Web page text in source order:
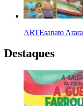
ARTEsanato Arara
Destaques